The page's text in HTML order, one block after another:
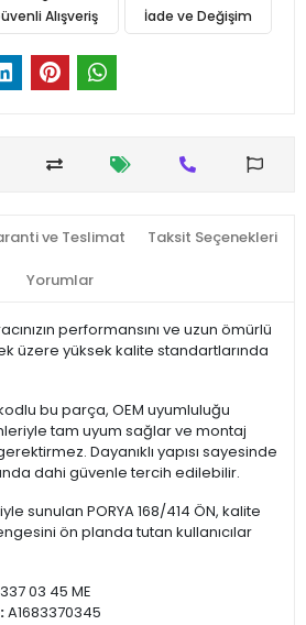
Alışveriş İade ve Değişim
ve Teslimat Taksit Seçenekleri
Yorumlar
performansını ve uzun ömürlü
üzere yüksek kalite standartlarında
bu parça, OEM uyumluluğu
tam uyum sağlar ve montaj
Dayanıklı yapısı sayesinde
dahi güvenle tercih edilebilir.
sunulan PORYA 168/414 ÖN, kalite
ön planda tutan kullanıcılar
03 45 ME
A1683370345